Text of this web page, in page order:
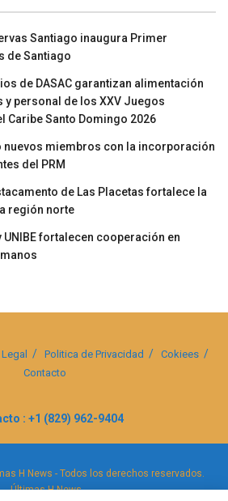
Santiago inaugura Primer
de Santiago
de DASAC garantizan alimentación
personal de los XXV Juegos
Caribe Santo Domingo 2026
nuevos miembros con la incorporación
del PRM
de Las Placetas fortalece la
región norte
fortalecen cooperación en
Politica de Privacidad
Cokiees
Contacto
: +1 (829) 962-9404
H News - Todos los derechos reservados.
Últimas H News.